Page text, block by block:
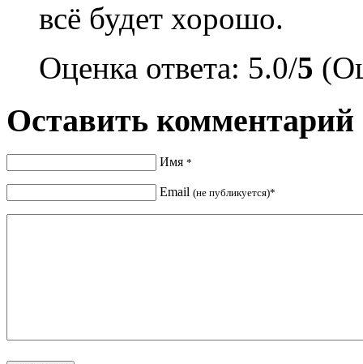
всё будет хорошо.
Оценка ответа: 5.0/5
Оставить комментарий
Имя *
Email (не публикуется)*